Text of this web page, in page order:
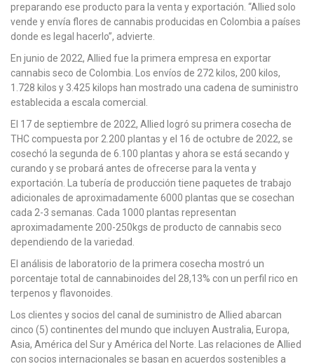
preparando ese producto para la venta y exportación. “Allied solo
vende y envía flores de cannabis producidas en Colombia a países
donde es legal hacerlo”, advierte.
En junio de 2022, Allied fue la primera empresa en exportar
cannabis seco de Colombia. Los envíos de 272 kilos, 200 kilos,
1.728 kilos y 3.425 kilops han mostrado una cadena de suministro
establecida a escala comercial.
El 17 de septiembre de 2022, Allied logró su primera cosecha de
THC compuesta por 2.200 plantas y el 16 de octubre de 2022, se
cosechó la segunda de 6.100 plantas y ahora se está secando y
curando y se probará antes de ofrecerse para la venta y
exportación. La tubería de producción tiene paquetes de trabajo
adicionales de aproximadamente 6000 plantas que se cosechan
cada 2-3 semanas. Cada 1000 plantas representan
aproximadamente 200-250kgs de producto de cannabis seco
dependiendo de la variedad.
El análisis de laboratorio de la primera cosecha mostró un
porcentaje total de cannabinoides del 28,13% con un perfil rico en
terpenos y flavonoides.
Los clientes y socios del canal de suministro de Allied abarcan
cinco (5) continentes del mundo que incluyen Australia, Europa,
Asia, América del Sur y América del Norte. Las relaciones de Allied
con socios internacionales se basan en acuerdos sostenibles a